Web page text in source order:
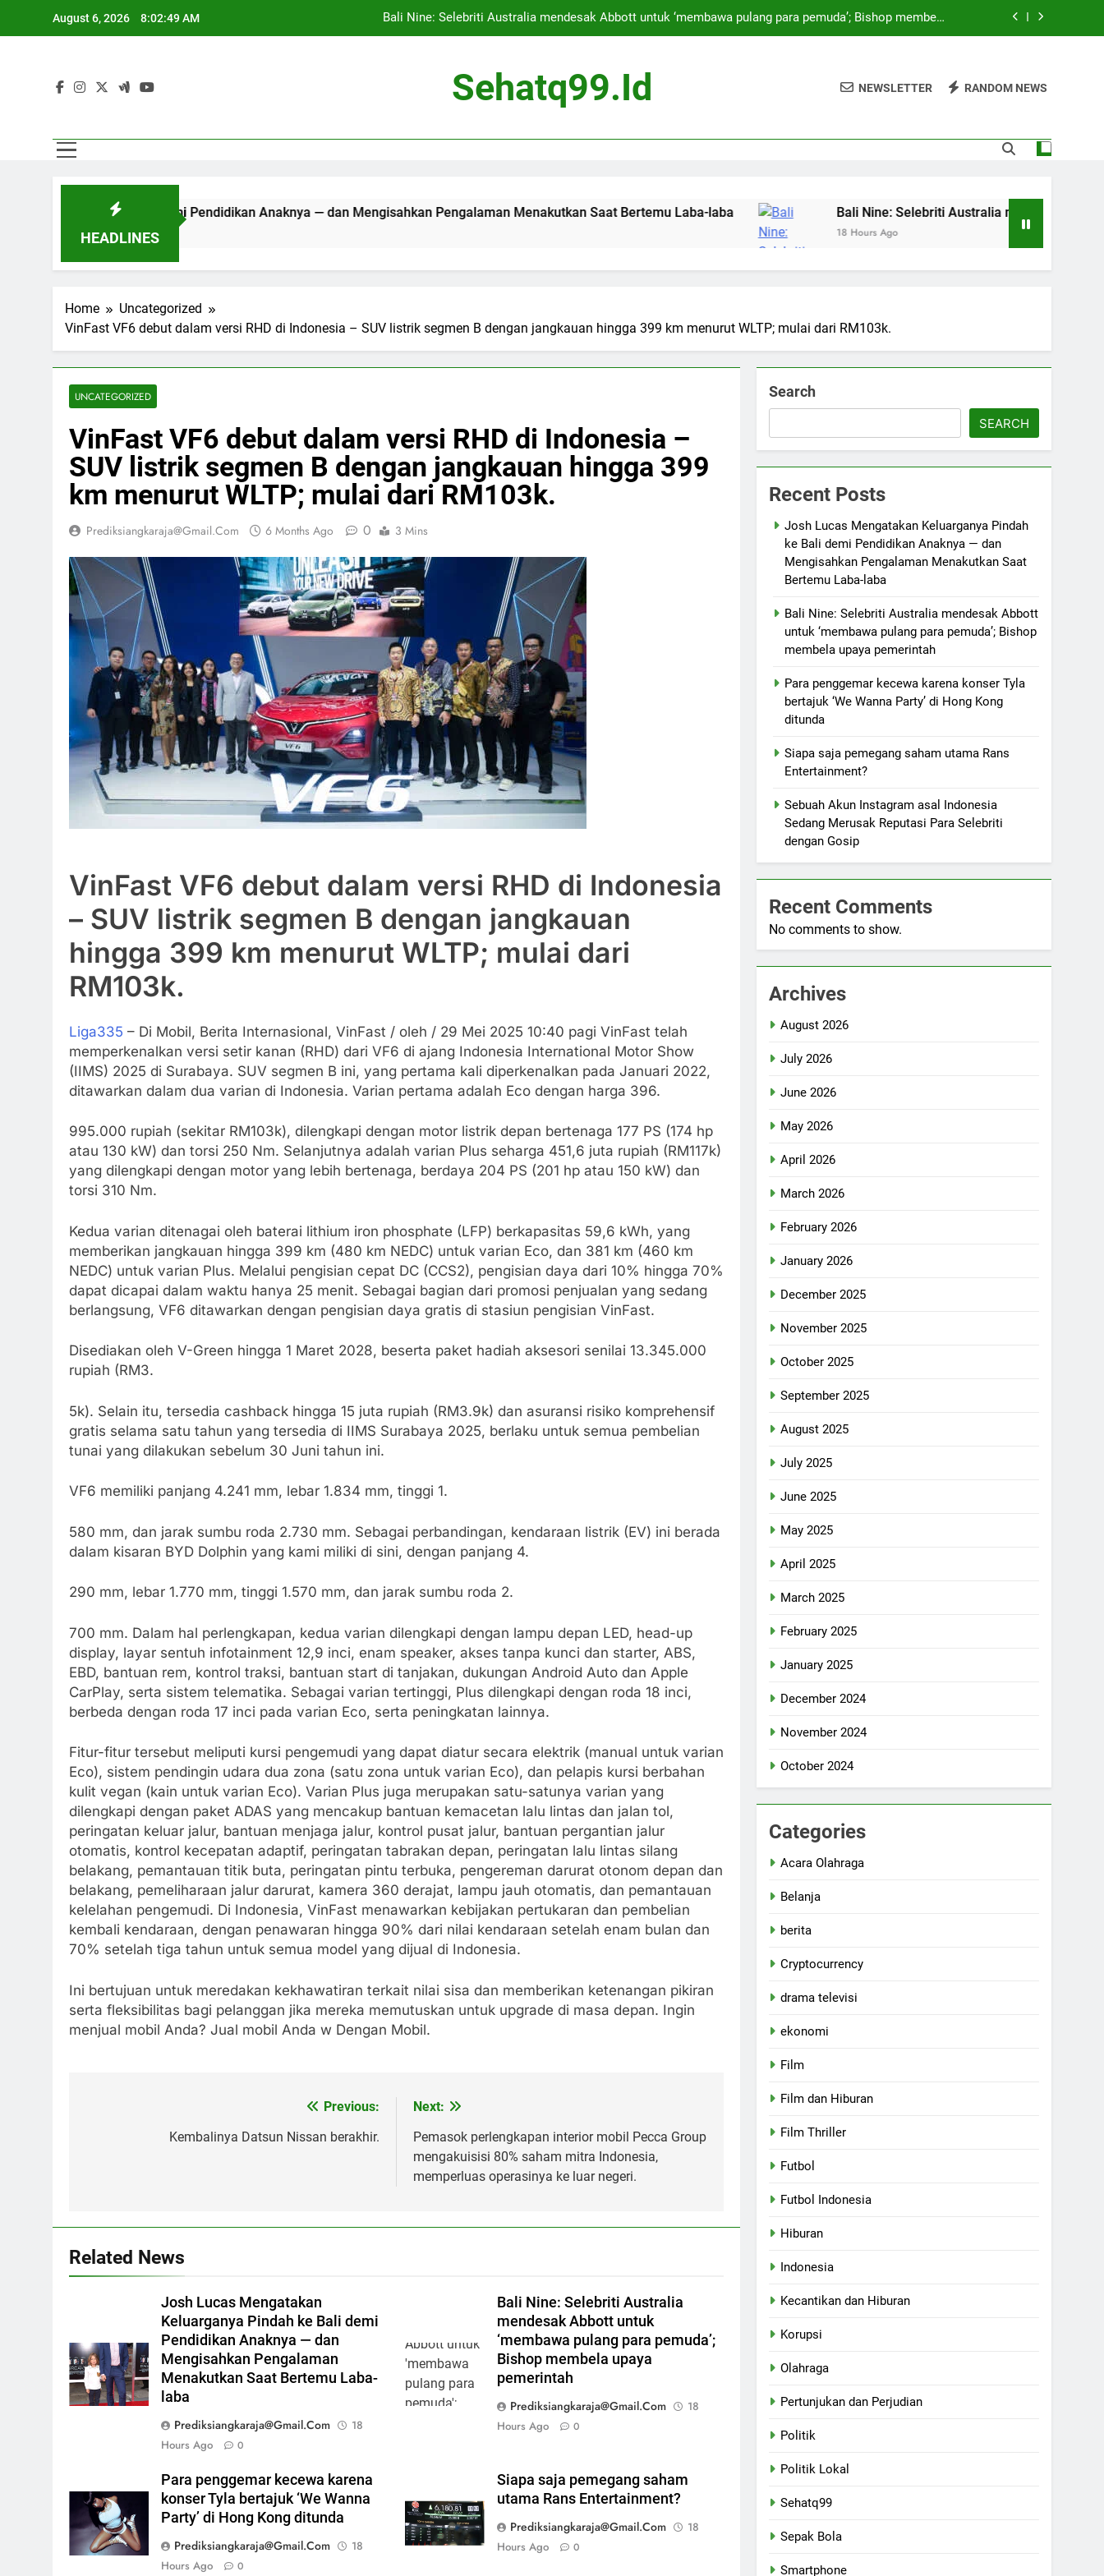
August 6, 2026 8:02:49 AM
Bali Nine: Selebriti Australia mendesak Abbott untuk ‘membawa pulang para pemuda’; Bishop membela
Siapa saja pemegang saham utama Rans Entertainment?
Pengalaman Menakutkan Saat Bertemu Laba-laba
Siapa saja pemegang saham utama Rans Entertainment?
Sehatq99.id NEWSLETTER RANDOM NEWS
HEADLINES
ke Bali demi Pendidikan Anaknya — dan Mengisahkan Pengalaman Menakutkan Saat Bertemu Laba-laba Bali Nine: Selebriti Australia mendesak Abbott untuk
18 Hours Ago
Home
Uncategorized
VinFast VF6 debut dalam versi RHD di Indonesia – SUV listrik segmen B dengan jangkauan hingga 399 km menurut WLTP; mulai dari RM103k.
UNCATEGORIZED
VinFast VF6 debut dalam versi RHD di Indonesia –
SUV listrik segmen B dengan jangkauan hingga 399
km menurut WLTP; mulai dari RM103k.
Prediksiangkaraja@gmail.com 6 Months Ago 0 3 Mins
VinFast VF6 debut dalam versi RHD di Indonesia
– SUV listrik segmen B dengan jangkauan
hingga 399 km menurut WLTP; mulai dari
RM103k.
Liga335 – Di Mobil, Berita Internasional, VinFast / oleh / 29 Mei 2025 10:40 pagi VinFast telah
memperkenalkan versi setir kanan (RHD) dari VF6 di ajang Indonesia International Motor Show
(IIMS) 2025 di Surabaya. SUV segmen B ini, yang pertama kali diperkenalkan pada Januari 2022,
ditawarkan dalam dua varian di Indonesia. Varian pertama adalah Eco dengan harga 396.
995.000 rupiah (sekitar RM103k), dilengkapi dengan motor listrik depan bertenaga 177 PS (174 hp
atau 130 kW) dan torsi 250 Nm. Selanjutnya adalah varian Plus seharga 451,6 juta rupiah (RM117k)
yang dilengkapi dengan motor yang lebih bertenaga, berdaya 204 PS (201 hp atau 150 kW) dan
torsi 310 Nm.
Kedua varian ditenagai oleh baterai lithium iron phosphate (LFP) berkapasitas 59,6 kWh, yang
memberikan jangkauan hingga 399 km (480 km NEDC) untuk varian Eco, dan 381 km (460 km
NEDC) untuk varian Plus. Melalui pengisian cepat DC (CCS2), pengisian daya dari 10% hingga 70%
dapat dicapai dalam waktu hanya 25 menit. Sebagai bagian dari promosi penjualan yang sedang
berlangsung, VF6 ditawarkan dengan pengisian daya gratis di stasiun pengisian VinFast.
Disediakan oleh V-Green hingga 1 Maret 2028, beserta paket hadiah aksesori senilai 13.345.000
rupiah (RM3.
5k). Selain itu, tersedia cashback hingga 15 juta rupiah (RM3.9k) dan asuransi risiko komprehensif
gratis selama satu tahun yang tersedia di IIMS Surabaya 2025, berlaku untuk semua pembelian
tunai yang dilakukan sebelum 30 Juni tahun ini.
VF6 memiliki panjang 4.241 mm, lebar 1.834 mm, tinggi 1.
580 mm, dan jarak sumbu roda 2.730 mm. Sebagai perbandingan, kendaraan listrik (EV) ini berada
dalam kisaran BYD Dolphin yang kami miliki di sini, dengan panjang 4.
290 mm, lebar 1.770 mm, tinggi 1.570 mm, dan jarak sumbu roda 2.
700 mm. Dalam hal perlengkapan, kedua varian dilengkapi dengan lampu depan LED, head-up
display, layar sentuh infotainment 12,9 inci, enam speaker, akses tanpa kunci dan starter, ABS,
EBD, bantuan rem, kontrol traksi, bantuan start di tanjakan, dukungan Android Auto dan Apple
CarPlay, serta sistem telematika. Sebagai varian tertinggi, Plus dilengkapi dengan roda 18 inci,
berbeda dengan roda 17 inci pada varian Eco, serta peningkatan lainnya.
Fitur-fitur tersebut meliputi kursi pengemudi yang dapat diatur secara elektrik (manual untuk varian
Eco), sistem pendingin udara dua zona (satu zona untuk varian Eco), dan pelapis kursi berbahan
kulit vegan (kain untuk varian Eco). Varian Plus juga merupakan satu-satunya varian yang
dilengkapi dengan paket ADAS yang mencakup bantuan kemacetan lalu lintas dan jalan tol,
peringatan keluar jalur, bantuan menjaga jalur, kontrol pusat jalur, bantuan pergantian jalur
otomatis, kontrol kecepatan adaptif, peringatan tabrakan depan, peringatan lalu lintas silang
belakang, pemantauan titik buta, peringatan pintu terbuka, pengereman darurat otonom depan dan
belakang, pemeliharaan jalur darurat, kamera 360 derajat, lampu jauh otomatis, dan pemantauan
kelelahan pengemudi. Di Indonesia, VinFast menawarkan kebijakan pertukaran dan pembelian
kembali kendaraan, dengan penawaran hingga 90% dari nilai kendaraan setelah enam bulan dan
70% setelah tiga tahun untuk semua model yang dijual di Indonesia.
Ini bertujuan untuk meredakan kekhawatiran terkait nilai sisa dan memberikan ketenangan pikiran
serta fleksibilitas bagi pelanggan jika mereka memutuskan untuk upgrade di masa depan. Ingin
menjual mobil Anda? Jual mobil Anda w Dengan Mobil.
navigation
Previous:
Kembalinya Datsun Nissan berakhir.
Next:
Pemasok perlengkapan interior mobil Pecca Group
mengakuisisi 80% saham mitra Indonesia,
memperluas operasinya ke luar negeri.
Related News
Josh Lucas Mengatakan
Keluarganya Pindah ke Bali demi
Pendidikan Anaknya — dan
Mengisahkan Pengalaman
Menakutkan Saat Bertemu Laba-
laba
Prediksiangkaraja@gmail.com
18
Hours Ago
0
Bali Nine: Selebriti Australia
mendesak Abbott untuk
‘membawa pulang para pemuda’;
Bishop membela upaya
pemerintah
Prediksiangkaraja@gmail.com
18
Hours Ago
0
Para penggemar kecewa karena
konser Tyla bertajuk ‘We Wanna
Party’ di Hong Kong ditunda
Prediksiangkaraja@gmail.com
18
Hours Ago
0
Siapa saja pemegang saham
utama Rans Entertainment?
Prediksiangkaraja@gmail.com
18
Hours Ago
0
Search
SEARCH
Recent Posts
Josh Lucas Mengatakan Keluarganya Pindah
ke Bali demi Pendidikan Anaknya — dan
Mengisahkan Pengalaman Menakutkan Saat
Bertemu Laba-laba
Bali Nine: Selebriti Australia mendesak Abbott
untuk ‘membawa pulang para pemuda’; Bishop
membela upaya pemerintah
Para penggemar kecewa karena konser Tyla
bertajuk ‘We Wanna Party’ di Hong Kong
ditunda
Siapa saja pemegang saham utama Rans
Entertainment?
Sebuah Akun Instagram asal Indonesia
Sedang Merusak Reputasi Para Selebriti
dengan Gosip
Recent Comments
No comments to show.
Archives
August 2026
July 2026
June 2026
May 2026
April 2026
March 2026
February 2026
January 2026
December 2025
November 2025
October 2025
September 2025
August 2025
July 2025
June 2025
May 2025
April 2025
March 2025
February 2025
January 2025
December 2024
November 2024
October 2024
Categories
Acara Olahraga
Belanja
berita
Cryptocurrency
drama televisi
ekonomi
Film
Film dan Hiburan
Film Thriller
Futbol
Futbol Indonesia
Hiburan
Indonesia
Kecantikan dan Hiburan
Korupsi
Olahraga
Pertunjukan dan Perjudian
Politik
Politik Lokal
Sehatq99
Sepak Bola
Smartphone